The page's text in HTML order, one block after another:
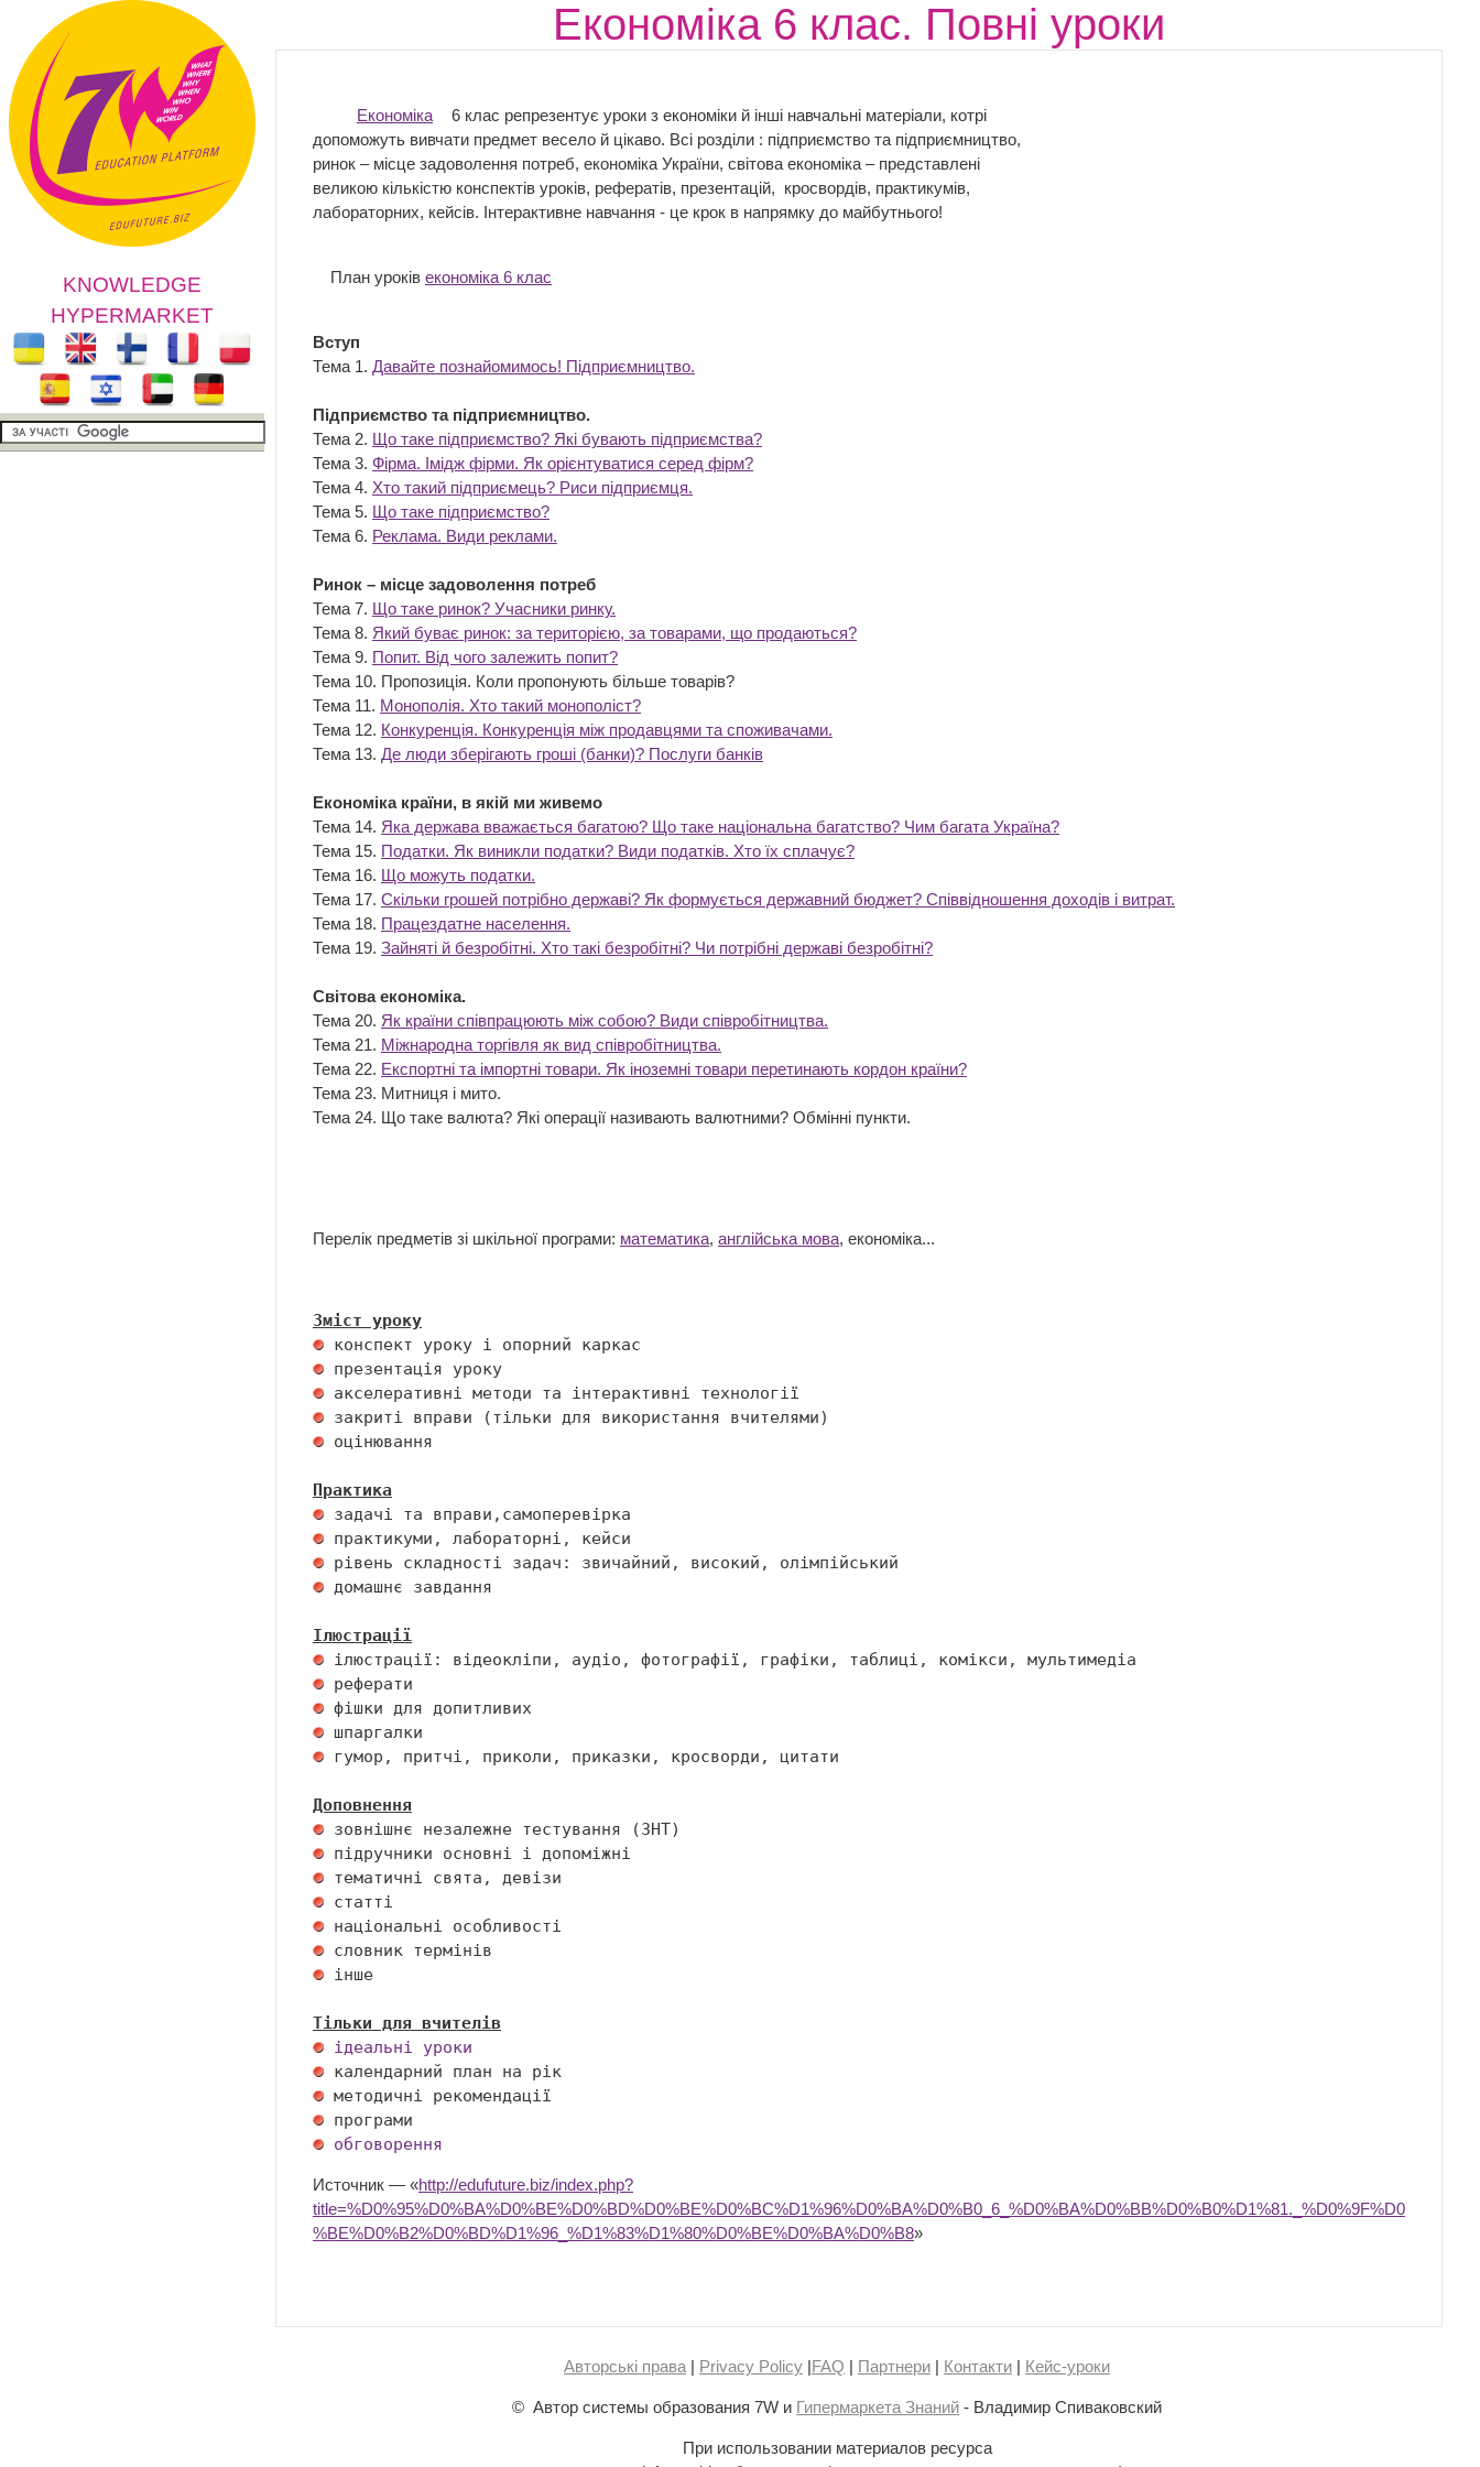
KNOWLEDGE
HYPERMARKET
Економіка 6 клас. Повні уроки
Економіка
6 клас репрезентує уроки з економіки й інші навчальні матеріали, котрі
допоможуть вивчати предмет весело й цікаво. Всі розділи : підприємство та підприємництво,
ринок – місце задоволення потреб, економіка України, світова економіка – представлені
великою кількістю конспектів уроків, рефератів, презентацій, кросвордів, практикумів,
лабораторних, кейсів. Інтерактивне навчання - це крок в напрямку до майбутнього!
План уроків економіка 6 клас
Вступ
Тема 1. Давайте познайомимось! Підприємництво.
Підприємство та підприємництво.
Тема 2. Що таке підприємство? Які бувають підприємства?
Тема 3. Фірма. Імідж фірми. Як орієнтуватися серед фірм?
Тема 4. Хто такий підприємець? Риси підприємця.
Тема 5. Що таке підприємство?
Тема 6. Реклама. Види реклами.
Ринок – місце задоволення потреб
Тема 7. Що таке ринок? Учасники ринку.
Тема 8. Який буває ринок: за територією, за товарами, що продаються?
Тема 9. Попит. Від чого залежить попит?
Тема 10. Пропозиція. Коли пропонують більше товарів?
Тема 11. Монополія. Хто такий монополіст?
Тема 12. Конкуренція. Конкуренція між продавцями та споживачами.
Тема 13. Де люди зберігають гроші (банки)? Послуги банків
Економіка країни, в якій ми живемо
Тема 14. Яка держава вважається багатою? Що таке національна багатство? Чим багата Україна?
Тема 15. Податки. Як виникли податки? Види податків. Хто їх сплачує?
Тема 16. Що можуть податки.
Тема 17. Скільки грошей потрібно державі? Як формується державний бюджет? Співвідношення доходів і витрат.
Тема 18. Працездатне населення.
Тема 19. Зайняті й безробітні. Хто такі безробітні? Чи потрібні державі безробітні?
Світова економіка.
Тема 20. Як країни співпрацюють між собою? Види співробітництва.
Тема 21. Міжнародна торгівля як вид співробітництва.
Тема 22. Експортні та імпортні товари. Як іноземні товари перетинають кордон країни?
Тема 23. Митниця і мито.
Тема 24. Що таке валюта? Які операції називають валютними? Обмінні пункти.
Перелік предметів зі шкільної програми: математика, англійська мова, економіка...
Зміст уроку
оцінювання
Практика
домашнє завдання
Ілюстрації
гумор, притчі, приколи, приказки, кросворди, цитати
Доповнення
інше
Тільки для вчителів
ідеальні уроки
обговорення
Источник — «http://edufuture.biz/index.php?
title=%D0%95%D0%BA%D0%BE%D0%BD%D0%BE%D0%BC%D1%96%D0%BA%D0%B0_6_%D0%BA%D0%BB%D0%B0%D1%81._%D0%9F%D0
%BE%D0%B2%D0%BD%D1%96_%D1%83%D1%80%D0%BE%D0%BA%D0%B8»
Авторські права | Privacy Policy |FAQ | Партнери | Контакти | Кейс-уроки
© Автор системы образования 7W и Гипермаркета Знаний - Владимир Спиваковский
При использовании материалов ресурса